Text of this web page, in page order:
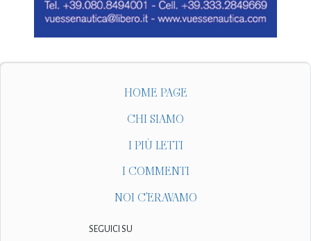
HOME PAGE
CHI SIAMO
I PIÙ LETTI
I COMMENTI
NOI C'ERAVAMO
SEGUICI SU